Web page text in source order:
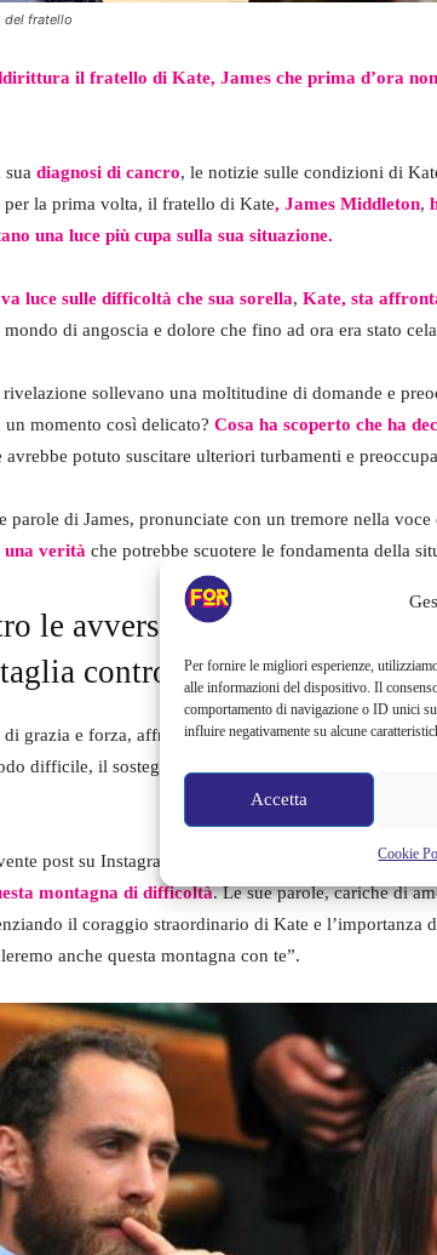
Per fornire le migliori esperienze,
alle informazioni del dispositivo. Il
comportamento di navigazione o ID unici
influire negativamente su alcune
Accetta
Cookie
del fratello
il fratello di Kate, James che prima d’ora
diagnosi di cancro, le notizie sulle condizioni di
per la prima volta, il fratello di Kate, James Middleton,
una luce più cupa sulla sua situazione.
luce sulle difficoltà che sua sorella, Kate, sta
mondo di angoscia e dolore che fino ad ora era stato
rivelazione sollevano una moltitudine di domande e
un momento così delicato? Cosa ha scoperto che ha
avrebbe potuto suscitare ulteriori turbamenti e
parole di James, pronunciate con un tremore nella voce
una verità che potrebbe scuotere le fondamenta della
le avversità: James Middleton
contro il cancro
grazia e forza, affronta una delle sfide più
difficile, il sostegno del suo fratello James si rivela
post su Instagram,
James mostra la loro unità sin
montagna di difficoltà. Le sue parole, cariche di
il coraggio straordinario di Kate e l’importanza
anche questa montagna con te”.